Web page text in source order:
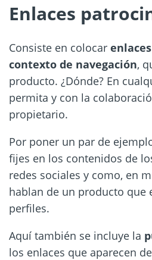
Enlaces
Consiste en colocar
contexto de navegación,
producto. ¿Dónde? En
permita y con la
propietario.
Por poner un par de
fijes en los contenidos de
redes sociales y como, en
hablan de un producto que
perfiles.
Aquí también se incluye la
los enlaces que aparecen